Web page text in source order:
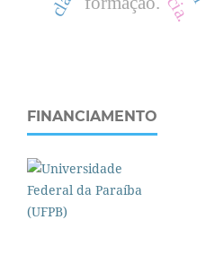
FINANCIAMENTO